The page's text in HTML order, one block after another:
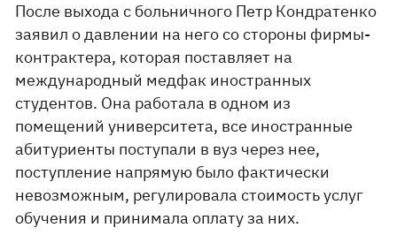
После выхода с больничного Петр Кондратенко
заявил о давлении на него со стороны фирмы-
контрактера, которая поставляет на
международный медфак иностранных
студентов. Она работала в одном из
помещений университета, все иностранные
абитуриенты поступали в вуз через нее,
поступление напрямую было фактически
невозможным, регулировала стоимость услуг
обучения и принимала оплату за них.